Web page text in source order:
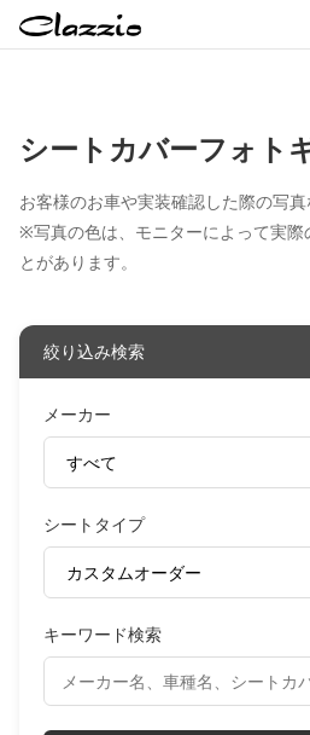
シートカバーフォト
お客様のお車や実装確認した際の写真
※写真の色は、モニターによって実際
とがあります。
絞り込み検索
メーカー
シートタイプ
キーワード検索